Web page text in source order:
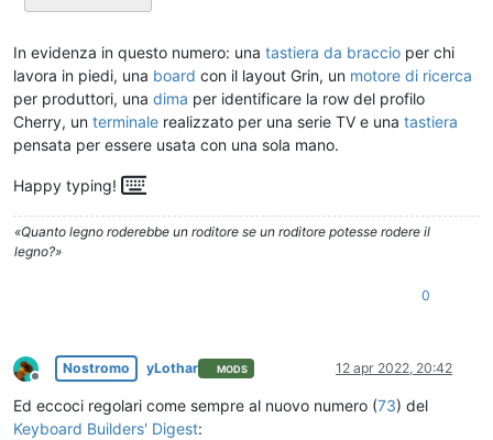
In evidenza in questo numero: una tastiera da braccio per chi
lavora in piedi, una board con il layout Grin, un motore di ricerca
per produttori, una dima per identificare la row del profilo
Cherry, un terminale realizzato per una serie TV e una tastiera
pensata per essere usata con una sola mano.
Happy typing! 
«Quanto legno roderebbe un roditore se un roditore potesse rodere il
legno?»
0
Non in linea
Nostromo yLothar MODS 12 apr 2022, 20:42
Ed eccoci regolari come sempre al nuovo numero (73) del
Keyboard Builders' Digest: